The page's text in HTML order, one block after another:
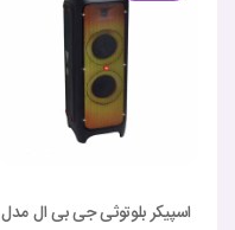
اسپیکر بلوتوثی جی بی ال مدل